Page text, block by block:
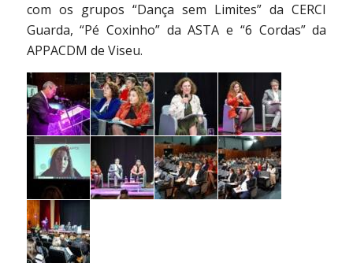
com os grupos “Dança sem Limites” da CERCI
Guarda, “Pé Coxinho” da ASTA e “6 Cordas” da
APPACDM de Viseu.